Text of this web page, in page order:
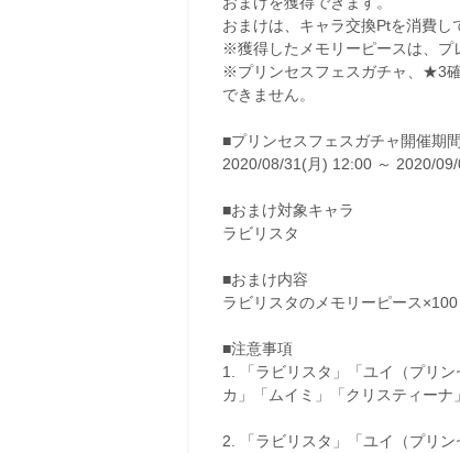
おまけは、キャラ交換Ptを消費し
※獲得したメモリーピースは、プ
※プリンセスフェスガチャ、★3
できません。
■プリンセスフェスガチャ開催期間
2020/08/31(月) 12:00 ～ 2020/
■おまけ対象キャラ
ラビリスタ
■おまけ内容
ラビリスタのメモリーピース×100
■注意事項
1. 「ラビリスタ」「ユイ（プリ
カ」「ムイミ」「クリスティーナ
2. 「ラビリスタ」「ユイ（プリ